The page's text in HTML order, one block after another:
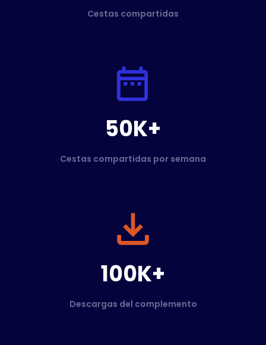
Cestas compartidas
50K+
Cestas compartidas por semana
100K+
Descargas del complemento